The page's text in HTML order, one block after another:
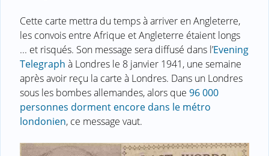
Cette carte mettra du temps à arriver en Angleterre,
les convois entre Afrique et Angleterre étaient longs
... et risqués. Son message sera diffusé dans l’Evening
Telegraph à Londres le 8 janvier 1941, une semaine
après avoir reçu la carte à Londres. Dans un Londres
sous les bombes allemandes, alors que 96 000
personnes dorment encore dans le métro
londonien, ce message vaut.